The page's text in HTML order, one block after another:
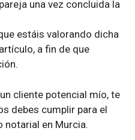
una vez concluida la
estáis valorando dicha
a fin de que
cliente potencial mío, te
debes cumplir para el
notarial en Murcia.